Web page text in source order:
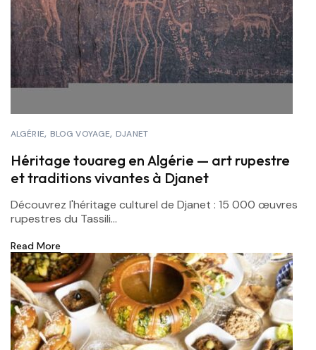
ALGÉRIE BLOG VOYAGE DJANET
Héritage touareg en Algérie — art rupestre
et traditions vivantes à Djanet
Découvrez l'héritage culturel de Djanet : 15 000 œuvres
rupestres du Tassili...
Read More